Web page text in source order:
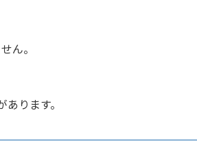
ん。
ります。